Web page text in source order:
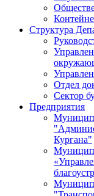
Структура
Отдел
Сектор
Предприятия
Кургана"